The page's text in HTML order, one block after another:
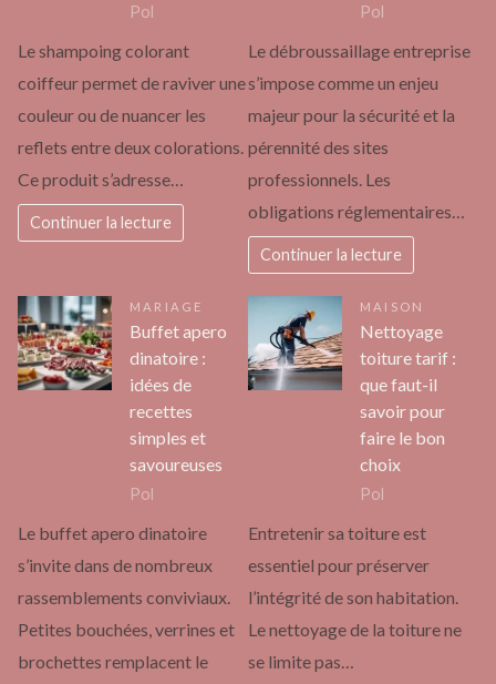
Pol
Le shampoing colorant
coiffeur permet de raviver une
couleur ou de nuancer les
reflets entre deux colorations.
Ce produit s’adresse…
Continuer la lecture
Pol
Le débroussaillage entreprise
s’impose comme un enjeu
majeur pour la sécurité et la
pérennité des sites
professionnels. Les
obligations réglementaires…
Continuer la lecture
MARIAGE
Buffet apero
dinatoire :
idées de
recettes
simples et
savoureuses
Pol
Le buffet apero dinatoire
s’invite dans de nombreux
rassemblements conviviaux.
Petites bouchées, verrines et
brochettes remplacent le
MAISON
Nettoyage
toiture tarif :
que faut-il
savoir pour
faire le bon
choix
Pol
Entretenir sa toiture est
essentiel pour préserver
l’intégrité de son habitation.
Le nettoyage de la toiture ne
se limite pas…